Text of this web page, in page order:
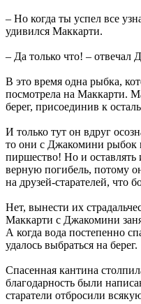
– Но когда ты успел все
удивился Маккарти.
– Да только что! – отвечал
В это время одна рыбка,
посмотрела на Маккарти.
берег, присоединив к
И только тут он вдруг
то они с Джакомини рыбок
пиршество! Но и оставлять
верную погибель, потому
на друзей-старателей, что
Нет, вынести их
Маккарти с Джакомини
А когда вода постепенно
удалось выбраться на берег.
Спасенная кантина
благодарность были
старатели отбросили